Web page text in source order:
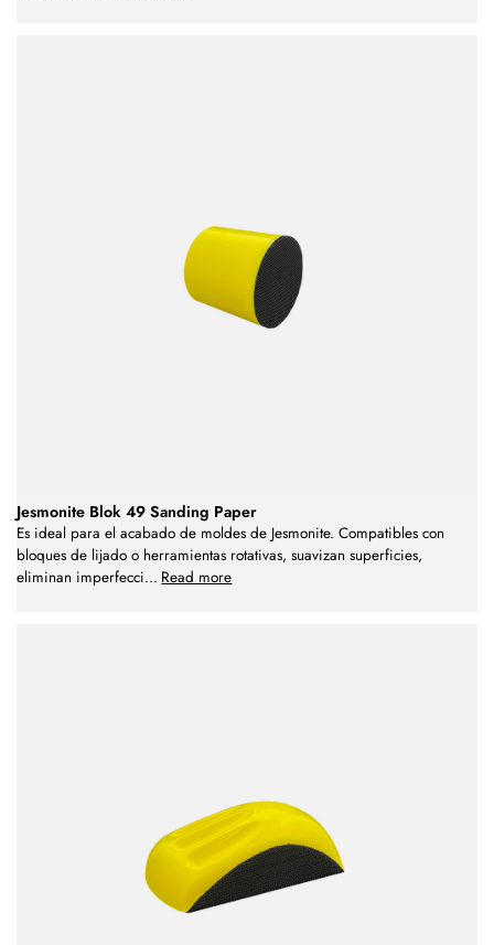
Jesmonite Blok 49 Sanding Paper
Es ideal para el acabado de moldes de Jesmonite. Compatibles con
bloques de lijado o herramientas rotativas, suavizan superficies,
eliminan imperfecci... Read more